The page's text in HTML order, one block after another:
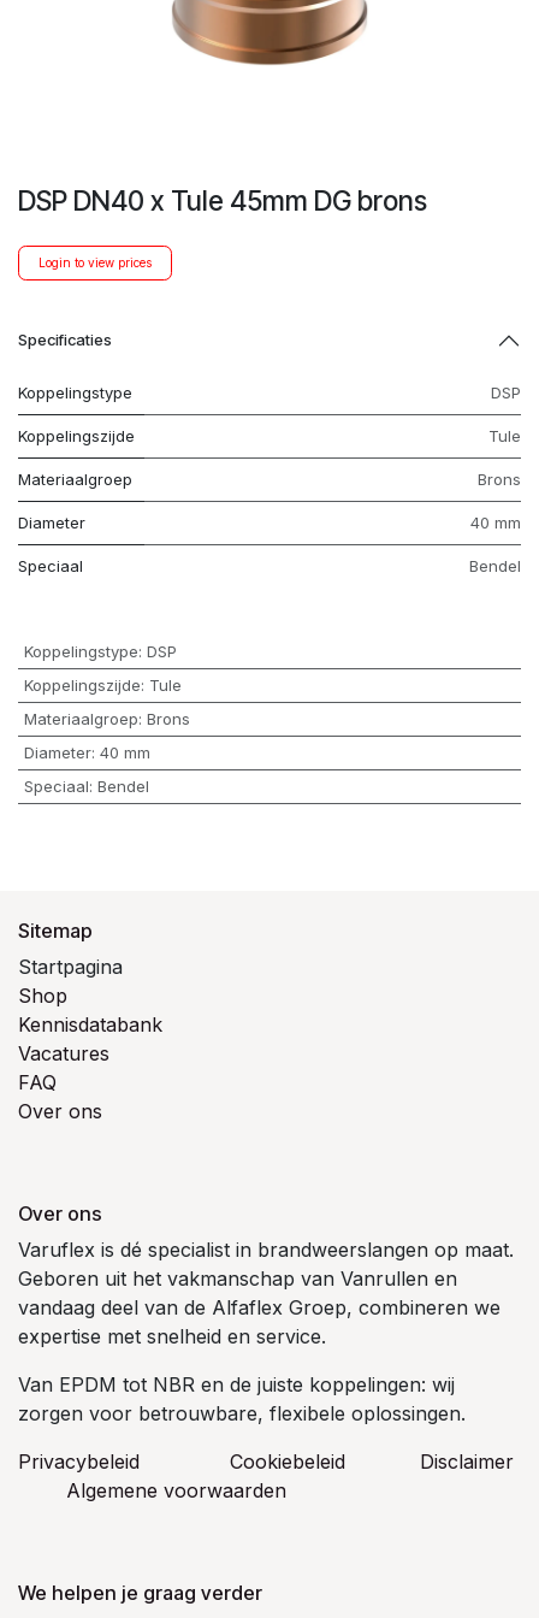
DSP DN40 x Tule 45mm DG brons
Login to view prices
Specificaties
Koppelingstype DSP
Koppelingszijde Tule
Materiaalgroep Brons
Diameter 40 mm
Speciaal Bendel
Koppelingstype: DSP
Koppelingszijde: Tule
Materiaalgroep: Brons
Diameter: 40 mm
Speciaal: Bendel
Sitemap
Startpagina
Shop
Kennisdatabank
Vacatures
FAQ
Over ons
Over ons
Varuflex is dé specialist in brandweerslangen op maat.
Geboren uit het vakmanschap van Vanrullen en
vandaag deel van de Alfaflex Groep, combineren we
expertise met snelheid en service.
Van EPDM tot NBR en de juiste koppelingen: wij
zorgen voor betrouwbare, flexibele oplossingen.
Privacybeleid
Cookiebeleid
​Disclaimer
Algemene voorwaarden
We helpen je graag verder